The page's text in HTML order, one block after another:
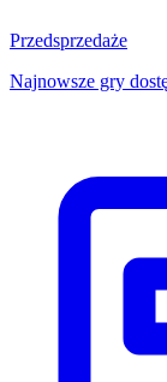
Przedsprzedaże
Najnowsze gry